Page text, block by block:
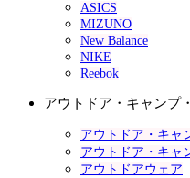
ASICS
MIZUNO
New Balance
NIKE
Reebok
アウトドア・キャンプ
アウトドア・キャ
アウトドア・キャ
アウトドアウェア